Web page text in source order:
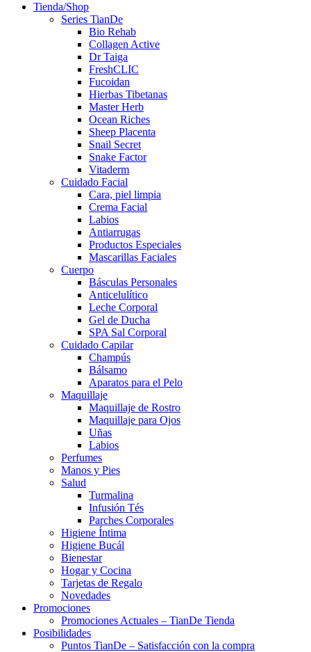
Tienda/Shop
Series TianDe
Bio Rehab
Collagen Active
Dr Taiga
FreshCLIC
Fucoidan
Hierbas Tibetanas
Master Herb
Ocean Riches
Sheep Placenta
Snail Secret
Snake Factor
Vitaderm
Cuidado Facial
Cara, piel limpia
Crema Facial
Labios
Antiarrugas
Productos Especiales
Mascarillas Faciales
Cuerpo
Básculas Personales
Anticelulítico
Leche Corporal
Gel de Ducha
SPA Sal Corporal
Cuidado Capilar
Champús
Bálsamo
Aparatos para el Pelo
Maquillaje
Maquillaje de Rostro
Maquillaje para Ojos
Uñas
Labios
Perfumes
Manos y Pies
Salud
Turmalina
Infusión Tés
Parches Corporales
Higiene Íntima
Higiene Bucál
Bienestar
Hogar y Cocina
Tarjetas de Regalo
Novedades
Promociones
Promociones Actuales – TianDe Tienda
Posibilidades
Puntos TianDe – Satisfacción con la compra